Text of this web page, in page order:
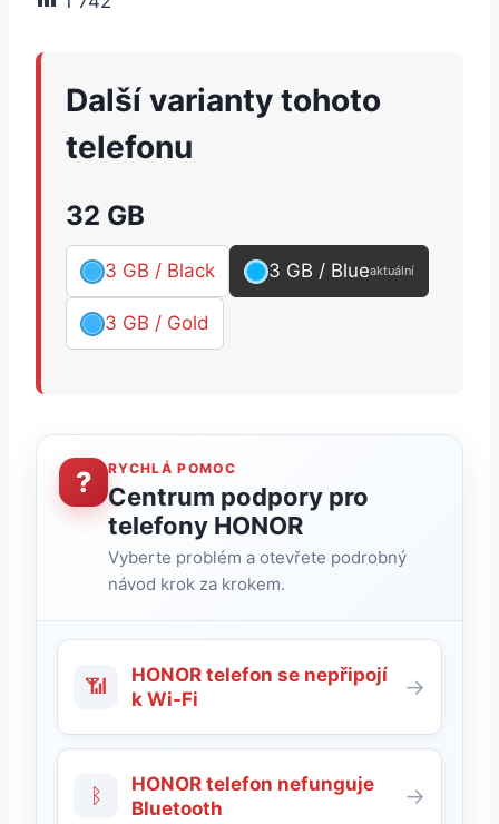
Další varianty tohoto
telefonu
32 GB
3 GB / Black 3 GB / Blueaktuální
3 GB / Gold
? RYCHLÁ POMOC
Centrum podpory pro
telefony HONOR
Vyberte problém a otevřete podrobný
návod krok za krokem.
📶
HONOR telefon se nepřipojí
k Wi-Fi
→
ᛒ
HONOR telefon nefunguje
Bluetooth
→